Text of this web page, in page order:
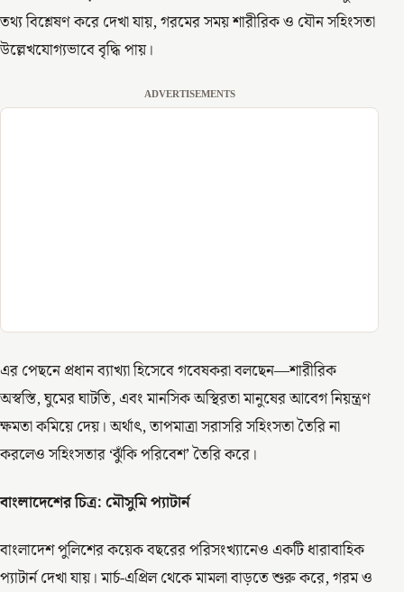
তথ্য বিশ্লেষণ করে দেখা যায়, গরমের সময় শারীরিক ও যৌন সহিংসতা
উল্লেখযোগ্যভাবে বৃদ্ধি পায়।
ADVERTISEMENTS
এর পেছনে প্রধান ব্যাখ্যা হিসেবে গবেষকরা বলছেন—শারীরিক
অস্বস্তি, ঘুমের ঘাটতি, এবং মানসিক অস্থিরতা মানুষের আবেগ নিয়ন্ত্রণ
ক্ষমতা কমিয়ে দেয়। অর্থাৎ, তাপমাত্রা সরাসরি সহিংসতা তৈরি না
করলেও সহিংসতার ‘ঝুঁকি পরিবেশ’ তৈরি করে।
বাংলাদেশের চিত্র: মৌসুমি প্যাটার্ন
বাংলাদেশ পুলিশের কয়েক বছরের পরিসংখ্যানেও একটি ধারাবাহিক
প্যাটার্ন দেখা যায়। মার্চ-এপ্রিল থেকে মামলা বাড়তে শুরু করে, গরম ও